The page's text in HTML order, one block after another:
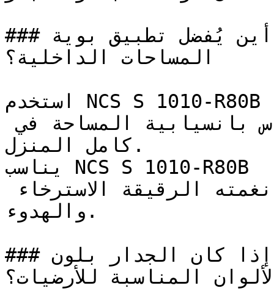
### أين يُفضل تطبيق بوية NCS S 1010-R80B في
المساحات الداخلية؟
استخدم NCS S 1010-R80B في الممرات ومداخل المنزل
لخلق استمرارية بصرية وإحساس بانسيابية المساحة في
كامل المنزل.
يناسب NCS S 1010-R80B غرف النوم وغرف القراءة
والهدوء.
### إذا كان الجدار بلون NCS S 1010-R80B، فما هي
المناسبة للأرضيات؟